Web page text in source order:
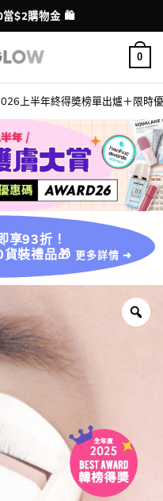
配送港澳
PAYME、信用卡付款
0
上半年終得奬榜單出爐＋限時
享93折！
裝禮品🎁 更多詳情 ➜